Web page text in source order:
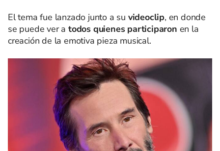
El tema fue lanzado junto a su videoclip, en donde
se puede ver a todos quienes participaron en la
creación de la emotiva pieza musical.